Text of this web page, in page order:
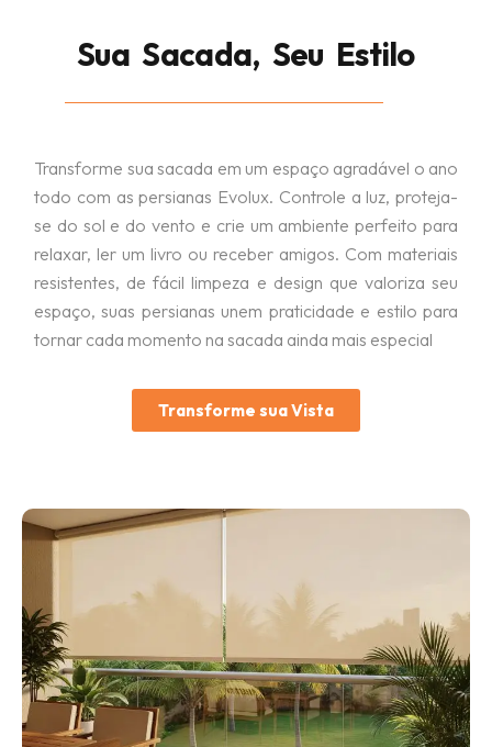
Sua Sacada, Seu Estilo
Transforme sua sacada em um espaço agradável o ano
todo com as persianas Evolux. Controle a luz, proteja-
se do sol e do vento e crie um ambiente perfeito para
relaxar, ler um livro ou receber amigos. Com materiais
resistentes, de fácil limpeza e design que valoriza seu
espaço, suas persianas unem praticidade e estilo para
tornar cada momento na sacada ainda mais especial
Transforme sua Vista